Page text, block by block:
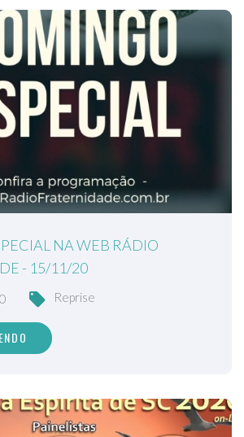
NA WEB RÁDIO
- 15/11/20
Reprise